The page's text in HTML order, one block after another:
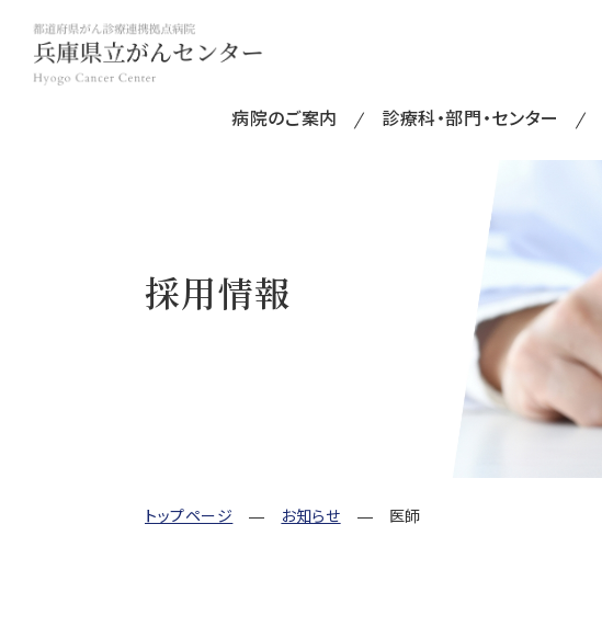
病院のご案内 診療科・部門・センター
採用情報
トップページ お知らせ 医師